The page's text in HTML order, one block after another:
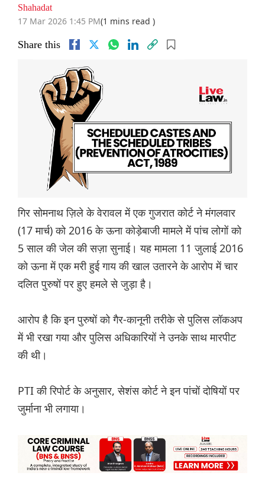
Shahadat
17 Mar 2026 1:45 PM(1 mins read )
Share this
गिर सोमनाथ ज़िले के वेरावल में एक गुजरात कोर्ट ने मंगलवार
(17 मार्च) को 2016 के ऊना कोड़ेबाजी मामले में पांच लोगों को
5 साल की जेल की सज़ा सुनाई। यह मामला 11 जुलाई 2016
को ऊना में एक मरी हुई गाय की खाल उतारने के आरोप में चार
दलित पुरुषों पर हुए हमले से जुड़ा है।
आरोप है कि इन पुरुषों को गैर-कानूनी तरीके से पुलिस लॉकअप
में भी रखा गया और पुलिस अधिकारियों ने उनके साथ मारपीट
की थी।
PTI की रिपोर्ट के अनुसार, सेशंस कोर्ट ने इन पांचों दोषियों पर
जुर्माना भी लगाया।